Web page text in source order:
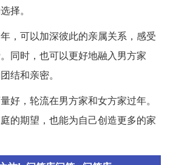
择。
，可以加深彼此的亲属关系，感受
同时，也可以更好地融入男方家
结和亲密。
好，轮流在男方家和女方家过年。
的期望，也能为自己创造更多的家